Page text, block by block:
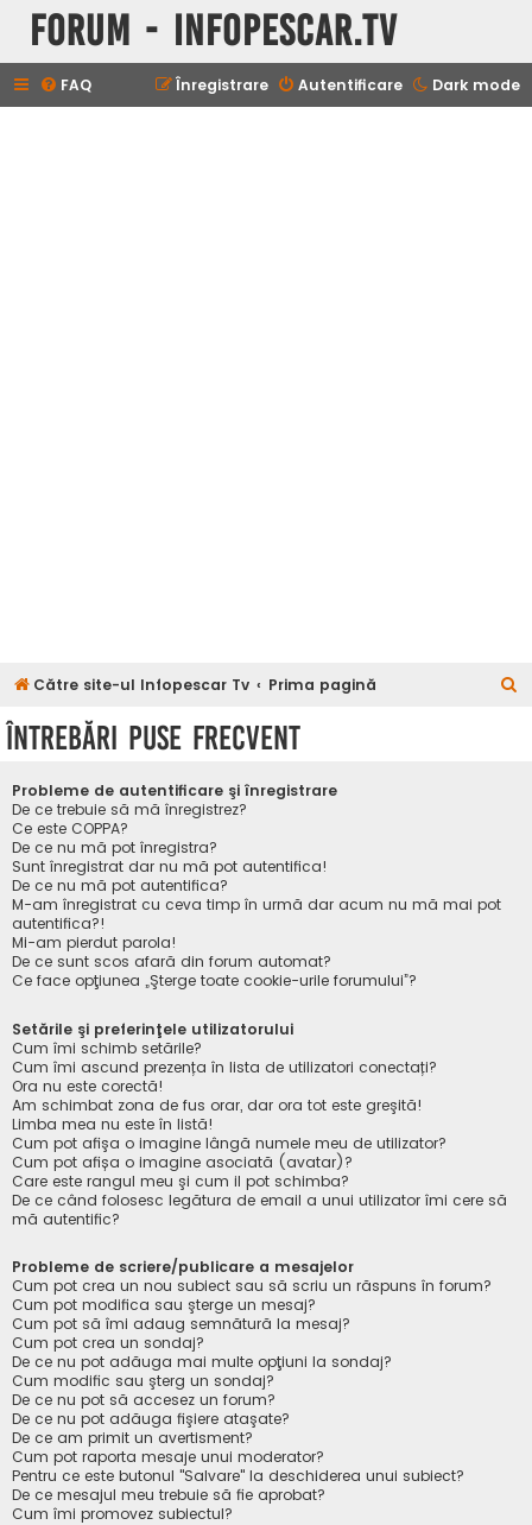
Forum - InfoPescar.Tv
Dark mode
FAQ Autentificare
Înregistrare
Către site-ul Infopescar Tv Prima pagină
Întrebări puse frecvent
Probleme de autentificare şi înregistrare
De ce trebuie să mă înregistrez?
Ce este COPPA?
De ce nu mă pot înregistra?
Sunt înregistrat dar nu mă pot autentifica!
De ce nu mă pot autentifica?
M-am înregistrat cu ceva timp în urmă dar acum nu mă mai pot
autentifica?!
Mi-am pierdut parola!
De ce sunt scos afară din forum automat?
Ce face opţiunea „Şterge toate cookie-urile forumului”?
Setările şi preferinţele utilizatorului
Cum îmi schimb setările?
Cum îmi ascund prezența în lista de utilizatori conectați?
Ora nu este corectă!
Am schimbat zona de fus orar, dar ora tot este greşită!
Limba mea nu este în listă!
Cum pot afişa o imagine lângă numele meu de utilizator?
Cum pot afișa o imagine asociată (avatar)?
Care este rangul meu şi cum il pot schimba?
De ce când folosesc legătura de email a unui utilizator îmi cere să
mă autentific?
Probleme de scriere/publicare a mesajelor
Cum pot crea un nou subiect sau să scriu un răspuns în forum?
Cum pot modifica sau şterge un mesaj?
Cum pot să îmi adaug semnătură la mesaj?
Cum pot crea un sondaj?
De ce nu pot adăuga mai multe opţiuni la sondaj?
Cum modific sau şterg un sondaj?
De ce nu pot să accesez un forum?
De ce nu pot adăuga fişiere ataşate?
De ce am primit un avertisment?
Cum pot raporta mesaje unui moderator?
Pentru ce este butonul "Salvare" la deschiderea unui subiect?
De ce mesajul meu trebuie să fie aprobat?
Cum îmi promovez subiectul?